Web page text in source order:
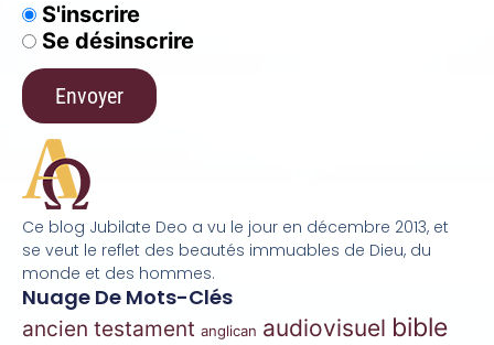
Ce blog Jubilate Deo a vu le jour en décembre 2013, et
se veut le reflet des beautés immuables de Dieu, du
monde et des hommes.
Nuage De Mots-Clés
ancien testament anglican audiovisuel bible
S'inscrire
Se désinscrire